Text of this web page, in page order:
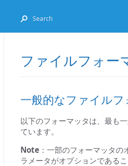
ファイルフォー
一般的なファイルフ
以下のフォーマッタは、最も
ています。
Note ：一部のフォーマッタ
ラメータがオプションである